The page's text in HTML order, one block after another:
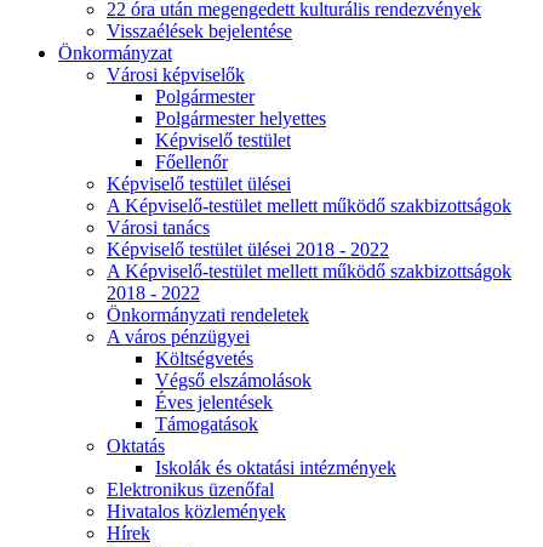
22 óra után megengedett kulturális rendezvények
Visszaélések bejelentése
Önkormányzat
Városi képviselők
Polgármester
Polgármester helyettes
Képviselő testület
Főellenőr
Képviselő testület ülései
A Képviselő-testület mellett működő szakbizottságok
Városi tanács
Képviselő testület ülései 2018 - 2022
A Képviselő-testület mellett működő szakbizottságok
2018 - 2022
Önkormányzati rendeletek
A város pénzügyei
Költségvetés
Végső elszámolások
Éves jelentések
Támogatások
Oktatás
Iskolák és oktatási intézmények
Elektronikus üzenőfal
Hivatalos közlemények
Hírek